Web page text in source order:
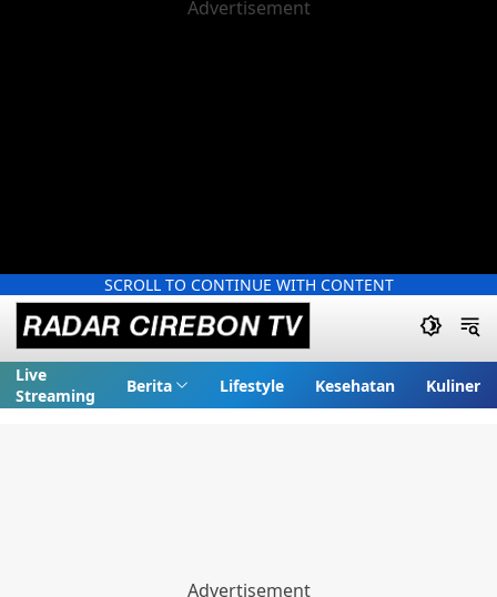
SCROLL TO CONTINUE WITH CONTENT
Live
Streaming
Berita Lifestyle Kesehatan Kuliner